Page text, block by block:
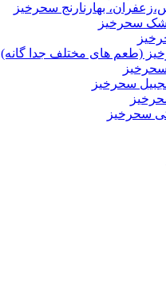
بهارنارنج سحرخیز
سحرخیز
(طعم های مختلف جدا گانه)
سحرخیز
سحرخیز